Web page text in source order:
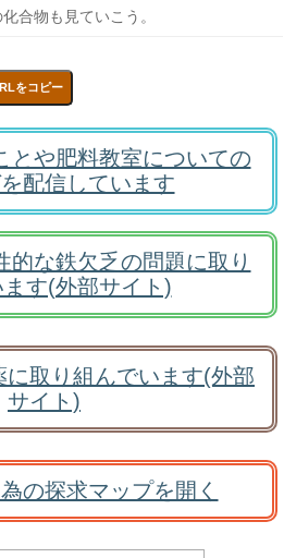
合物も見ていこう。
をコピー
とや肥料教室についての
配信しています
的な鉄欠乏の問題に取り
す(外部サイト)
取り組んでいます(外部
サイト)
の探求マップを開く